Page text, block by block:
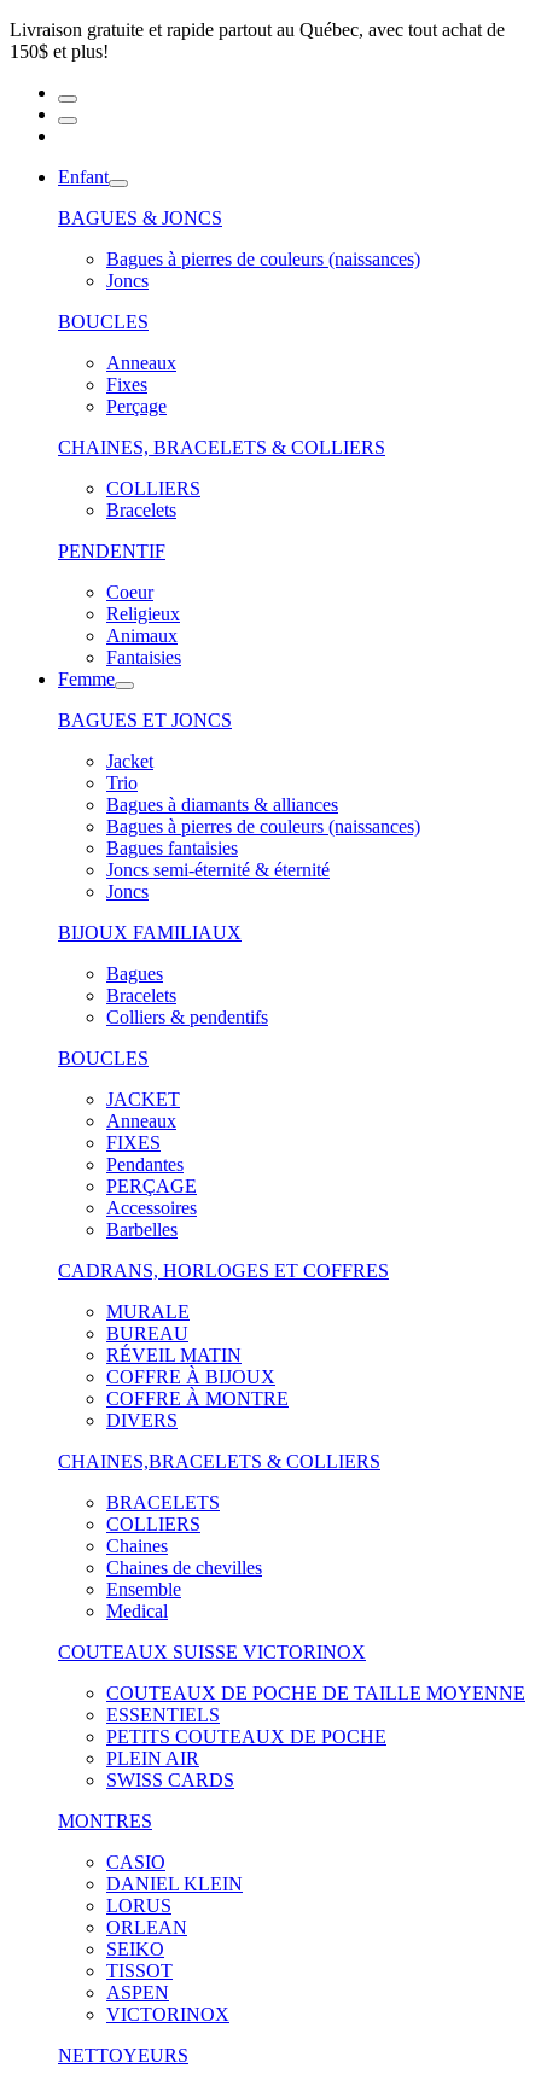
Livraison gratuite et rapide partout au Québec, avec tout achat de
150$ et plus!
Enfant
BAGUES & JONCS
Bagues à pierres de couleurs (naissances)
Joncs
BOUCLES
Anneaux
Fixes
Perçage
CHAINES, BRACELETS & COLLIERS
COLLIERS
Bracelets
PENDENTIF
Coeur
Religieux
Animaux
Fantaisies
Femme
BAGUES ET JONCS
Jacket
Trio
Bagues à diamants & alliances
Bagues à pierres de couleurs (naissances)
Bagues fantaisies
Joncs semi-éternité & éternité
Joncs
BIJOUX FAMILIAUX
Bagues
Bracelets
Colliers & pendentifs
BOUCLES
JACKET
Anneaux
FIXES
Pendantes
PERÇAGE
Accessoires
Barbelles
CADRANS, HORLOGES ET COFFRES
MURALE
BUREAU
RÉVEIL MATIN
COFFRE À BIJOUX
COFFRE À MONTRE
DIVERS
CHAINES,BRACELETS & COLLIERS
BRACELETS
COLLIERS
Chaines
Chaines de chevilles
Ensemble
Medical
COUTEAUX SUISSE VICTORINOX
COUTEAUX DE POCHE DE TAILLE MOYENNE
ESSENTIELS
PETITS COUTEAUX DE POCHE
PLEIN AIR
SWISS CARDS
MONTRES
CASIO
DANIEL KLEIN
LORUS
ORLEAN
SEIKO
TISSOT
ASPEN
VICTORINOX
NETTOYEURS